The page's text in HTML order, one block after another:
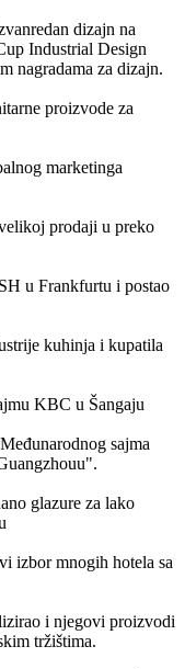
dizajn na
Industrial Design
nagradama za dizajn.
proizvode za
marketinga
prodaji u preko
u Frankfurtu i postao
kuhinja i kupatila
KBC u Šangaju
sajma
glazure za lako
izbor mnogih hotela sa
i njegovi proizvodi
tržištima.